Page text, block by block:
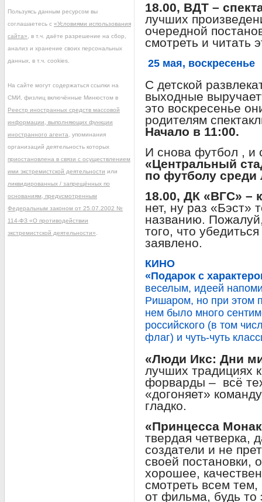
18.00, ВДТ –
лучших
очередной
смотреть и читать
25 мая, воскресенье
С детской
выходные выручает
это воскресенье
родителям
Начало в 11:00.
И снова футбол , и
«Центральный
по футболу среди
18.00, ДК «ВГС» –
нет, ну раз «Бэст»
названию.
того, что
заявлено.
КИНО
«Подарок с
веселым, идеей
Ришаром, но при этом
нем было много
российского (в том
флаг) и чуть-чуть
«Люди Икс: Дни
лучших традициях
форварды – всё
«догоняет»
гладко.
«Принцесса
твердая четверка,
создатели и не
своей постановки,
хорошее,
смотреть всем тем,
от фильма, будь то
Пользуясь данным ресурсом вы
соглашаетесь с «Условиями использования
сайта» , в т.ч. даёте разрешение на сбор,
анализ и хранение своих персональных
данных, в т.ч. cookies.
На сайте могут содержаться ссылки на
СМИ, физлиц включённые Минюстом в
Реестр иностранных средств массовой
информации, выполняющих функции
иностранного агента , упоминания
организаций деятельность которых
приостановлена в связи с осуществлением
ими экстремистской деятельности или
ликвидированных / запрещённых по
основаниям, предусмотренным
Федеральным законом от 25.07.2002 №
114-ФЗ «О противодействии
экстремистской деятельности»